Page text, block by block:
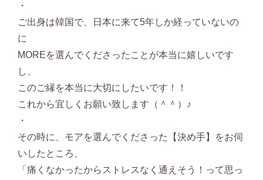
・
ご出身は韓国で、日本に来て5年しか経っていないの
に
MOREを選んでくださったことが本当に嬉しいです
し、
このご縁を本当に大切にしたいです！！
これから宜しくお願い致します（＾＾）♪
・
その時に、モアを選んでくださった【決め手】をお伺
いしたところ、
「痛くなかったからストレスなく通えそう！って思っ